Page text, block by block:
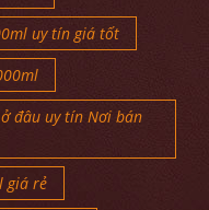
uy tín giá tốt
đâu uy tín Nơi bán
giá rẻ